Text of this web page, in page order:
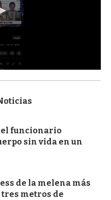
funcionario
sin vida en un
de la melena más
metros de